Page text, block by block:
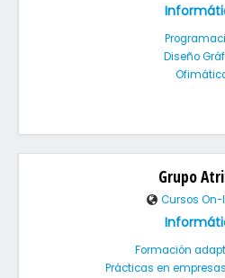
Diseño
Grupo
Cursos
Formación
Prácticas en